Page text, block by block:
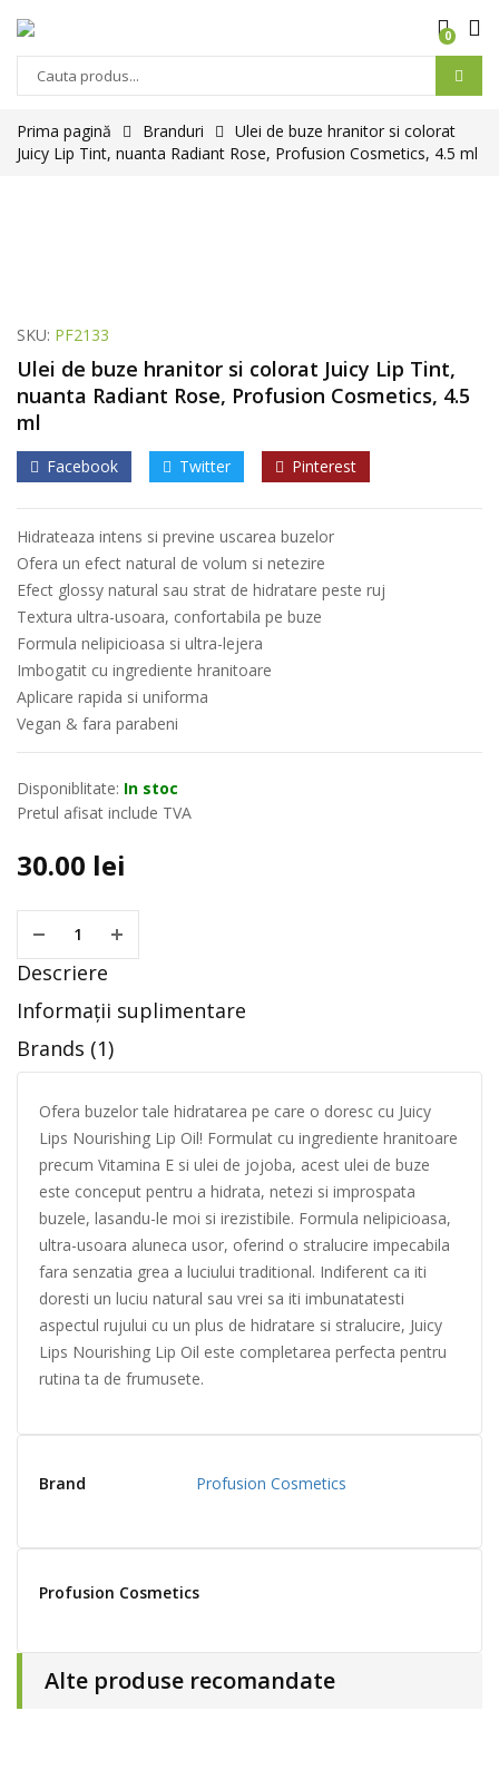
0
Prima pagină Branduri
Ulei de buze hranitor si colorat
Juicy Lip Tint, nuanta Radiant Rose, Profusion Cosmetics, 4.5 ml
SKU: PF2133
Ulei de buze hranitor si colorat Juicy Lip Tint,
nuanta Radiant Rose, Profusion Cosmetics, 4.5
ml
Facebook Twitter Pinterest
Hidrateaza intens si previne uscarea buzelor
Ofera un efect natural de volum si netezire
Efect glossy natural sau strat de hidratare peste ruj
Textura ultra-usoara, confortabila pe buze
Formula nelipicioasa si ultra-lejera
Imbogatit cu ingrediente hranitoare
Aplicare rapida si uniforma
Vegan & fara parabeni
Disponiblitate: In stoc
Pretul afisat include TVA
30.00 lei
Descriere
Informații suplimentare
Brands (1)
Ofera buzelor tale hidratarea pe care o doresc cu Juicy
Lips Nourishing Lip Oil! Formulat cu ingrediente hranitoare
precum Vitamina E si ulei de jojoba, acest ulei de buze
este conceput pentru a hidrata, netezi si improspata
buzele, lasandu-le moi si irezistibile. Formula nelipicioasa,
ultra-usoara aluneca usor, oferind o stralucire impecabila
fara senzatia grea a luciului traditional. Indiferent ca iti
doresti un luciu natural sau vrei sa iti imbunatatesti
aspectul rujului cu un plus de hidratare si stralucire, Juicy
Lips Nourishing Lip Oil este completarea perfecta pentru
rutina ta de frumusete.
Brand Profusion Cosmetics
Profusion Cosmetics
Alte produse recomandate